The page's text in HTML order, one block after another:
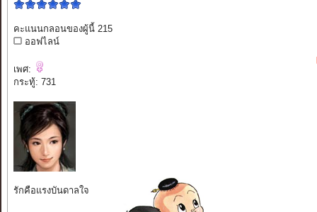
คะแนนกลอนของผู้นี้ 215
ออฟไลน์
เพศ:
กระทู้: 731
รักคือแรงบันดาลใจ